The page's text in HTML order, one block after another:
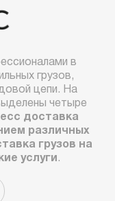
в
грузов,
цепи. На
четыре
доставка
различных
грузов на
услуги .